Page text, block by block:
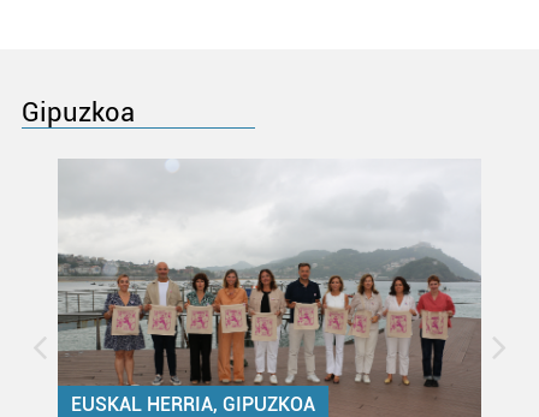
Gipuzkoa
EUSKAL HERRIA, GIPUZKOA